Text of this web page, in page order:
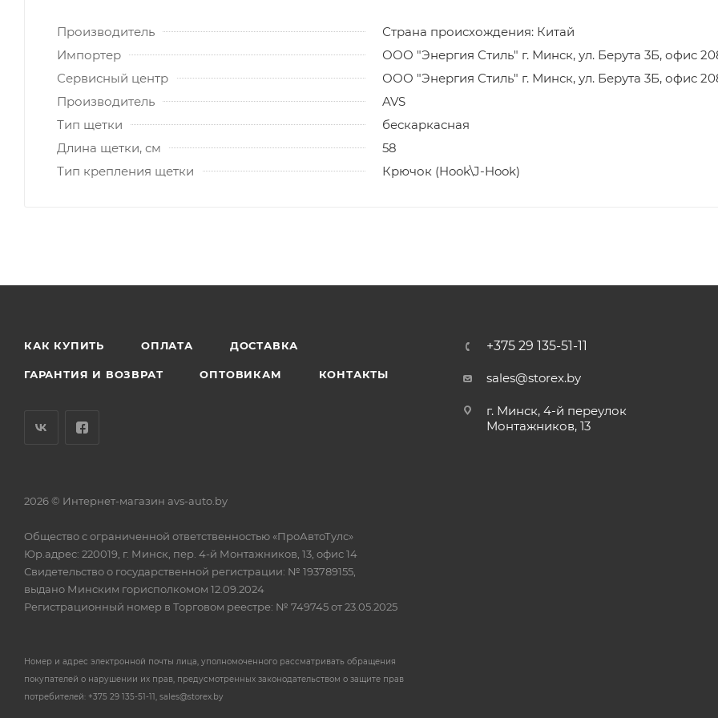
Производитель
Страна происхождения: Китай
Импортер
ООО "Энергия Стиль" г. Минск, ул. Берута 3Б, офис
Сервисный центр
ООО "Энергия Стиль" г. Минск, ул. Берута 3Б, офис
Производитель
AVS
Тип щетки
бескаркасная
Длина щетки, см
58
Тип крепления щетки
Крючок (Hook\J-Hook)
КАК КУПИТЬ ОПЛАТА ДОСТАВКА
ГАРАНТИЯ И ВОЗВРАТ ОПТОВИКАМ КОНТАКТЫ
+375 29 135-51-11
sales@storex.by
г. Минск, 4-й переулок
Монтажников, 13
2026 © Интернет-магазин avs-auto.by
Общество с ограниченной ответственностью «ПроАвтоТулс»
Юр.адрес: 220019, г. Минск, пер. 4-й Монтажников, 13, офис 14
Свидетельство о государственной регистрации: № 193789155,
выдано Минским горисполкомом 12.09.2024
Регистрационный номер в Торговом реестре: № 749745 от 23.05.2025
Номер и адрес электронной почты лица, уполномоченного рассматривать обращения
покупателей о нарушении их прав, предусмотренных законодательством о защите прав
потребителей: +375 29 135-51-11, sales@storex.by